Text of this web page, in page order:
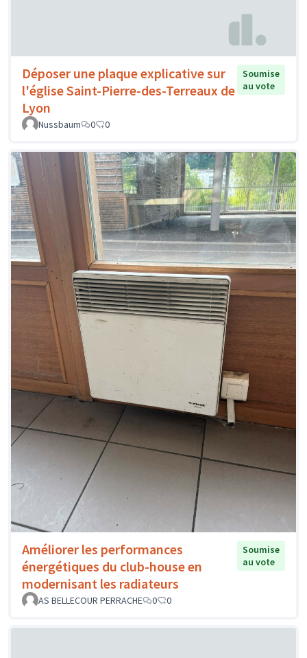
Déposer une plaque explicative sur
l'église Saint-Pierre-des-Terreaux de
Lyon
Soumise
au vote
Nussbaum 0 0
Améliorer les performances
énergétiques du club-house en
modernisant les radiateurs
Soumise
au vote
AS BELLECOUR PERRACHE 0 0